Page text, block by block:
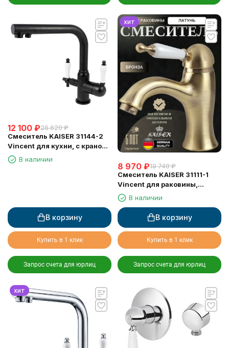
12 100 ₽26 620 ₽
Смеситель KAISER 31144-2
Vincent для кухни, с краном
для питьевой воды, черный
мрамор
В наличии
В корзину
Купить в 1 клик
Запрос счета для юрлиц
хит
8 970 ₽19 740 ₽
Смеситель KAISER 31111-1
Vincent для раковины,
бронзовый
В наличии
В корзину
Купить в 1 клик
Запрос счета для юрлиц
хит